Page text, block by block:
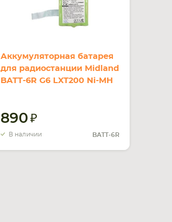
Аккумуляторная батарея
для радиостанции Midland
BATT-6R G6 LXT200 Ni-MH
890
В наличии BATT-6R